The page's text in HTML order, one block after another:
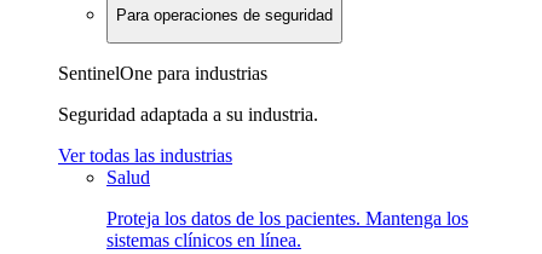
Para operaciones de seguridad
SentinelOne para industrias
Seguridad adaptada a su industria.
Ver todas las industrias
Salud
Proteja los datos de los pacientes. Mantenga los
sistemas clínicos en línea.